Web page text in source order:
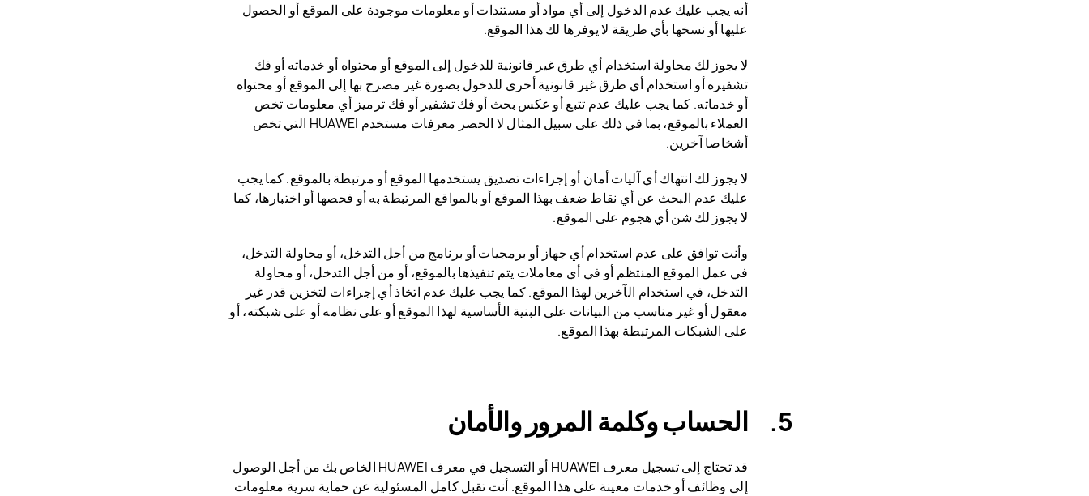
أنه يجب عليك عدم الدخول إلى أي مواد أو مستندات أو معلومات موجودة على الموقع أو الحصول
عليها أو نسخها بأي طريقة لا يوفرها لك هذا الموقع.
لا يجوز لك محاولة استخدام أي طرق غير قانونية للدخول إلى الموقع أو محتواه أو خدماته أو فك
تشفيره أو استخدام أي طرق غير قانونية أخرى للدخول بصورة غير مصرح بها إلى الموقع أو محتواه
أو خدماته. كما يجب عليك عدم تتبع أو عكس بحث أو فك تشفير أو فك ترميز أي معلومات تخص
العملاء بالموقع، بما في ذلك على سبيل المثال لا الحصر معرفات مستخدم HUAWEI التي تخص
أشخاصا آخرين.
لا يجوز لك انتهاك أي آليات أمان أو إجراءات تصديق يستخدمها الموقع أو مرتبطة بالموقع. كما يجب
عليك عدم البحث عن أي نقاط ضعف بهذا الموقع أو بالمواقع المرتبطة به أو فحصها أو اختبارها، كما
لا يجوز لك شن أي هجوم على الموقع.
وأنت توافق على عدم استخدام أي جهاز أو برمجيات أو برنامج من أجل التدخل، أو محاولة التدخل،
في عمل الموقع المنتظم أو في أي معاملات يتم تنفيذها بالموقع، أو من أجل التدخل، أو محاولة
التدخل، في استخدام الآخرين لهذا الموقع. كما يجب عليك عدم اتخاذ أي إجراءات لتخزين قدر غير
معقول أو غير مناسب من البيانات على البنية الأساسية لهذا الموقع أو على نظامه أو على شبكته، أو
على الشبكات المرتبطة بهذا الموقع.
الحساب وكلمة المرور والأمان
قد تحتاج إلى تسجيل معرف HUAWEI أو التسجيل في معرف HUAWEI الخاص بك من أجل الوصول
إلى وظائف أو خدمات معينة على هذا الموقع. أنت تقبل كامل المسئولية عن حماية سرية معلومات